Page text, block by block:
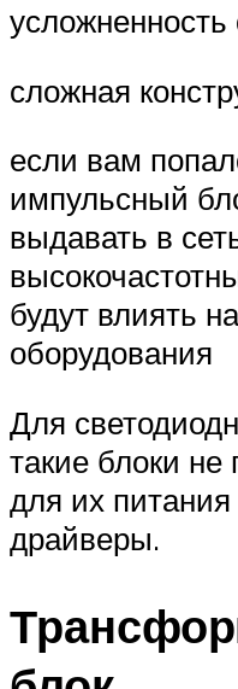
сложная
если вам
импульсный
выдавать в
будут влиять
оборудования
Для
такие блоки
для их
драйверы.